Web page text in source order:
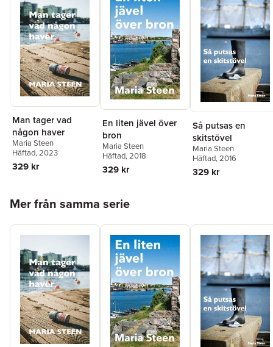
Man tager vad
någon haver
Maria Steen
Häftad, 2023
329 kr
En liten jävel över
bron
Maria Steen
Häftad, 2018
329 kr
Så putsas en
skitstövel
Maria Steen
Häftad, 2016
329 kr
Mer från samma serie